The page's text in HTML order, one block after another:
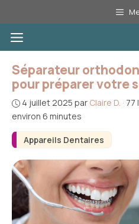
au
contenuMenu
Appareils Dentaires
Séparateur
pour préparer votre
4 juillet 2025 par Claire D. · 77
environ 6 minutes